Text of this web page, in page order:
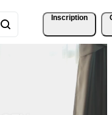
Inscription